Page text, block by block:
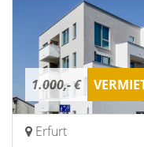
1.000,- €
Erfurt